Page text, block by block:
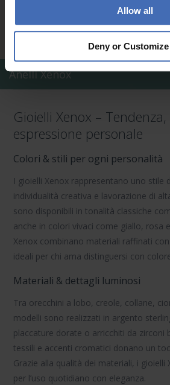
Allow all
Deny or Customize
Anelli Xenox
Gioielli Xenox –
espressione personale
Colori & stili per ogni personalità
I gioielli Xenox rappresentano uno stile
individualità creativa e lavorazione di
sono disponibili in tonalità classiche
anche in colori vivaci come giallo, rosa
Xenox combinano materiali raffinati
ideali per chi ama distinguersi con
Materiali & dettagli luminosi
Tra orecchini a lobo, creole, collane,
modelli sono realizzati in argento
placcature dorate o arricchiti da zirconi
tessili e accenti cromatici donano un
Grazie alla qualità dei materiali, i gioielli
per l’uso quotidiano con eleganza.